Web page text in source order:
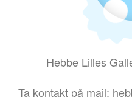
Hebbe Lilles
Ta kontakt på mail: